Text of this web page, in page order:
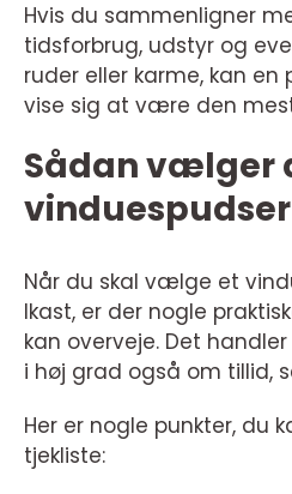
Hvis du sammenligner
tidsforbrug, udstyr og
ruder eller karme, kan en
vise sig at være den
Sådan vælger
Når du skal vælge et
Ikast, er der nogle
kan overveje. Det
i høj grad også om tillid,
Her er nogle punkter, du
tjekliste: